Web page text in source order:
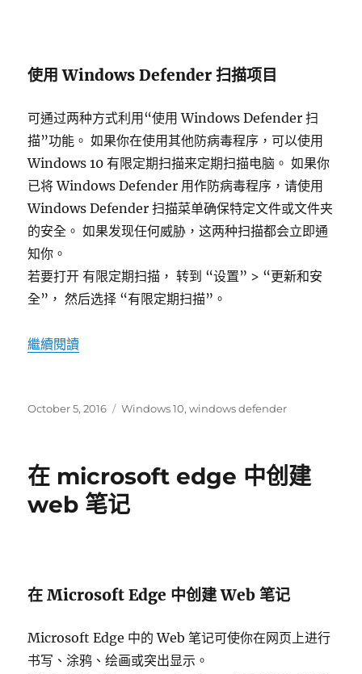
使用 Windows Defender 扫描项目
可通过两种方式利用“使用 Windows Defender 扫
描”功能。 如果你在使用其他防病毒程序，可以使用
Windows 10 有限定期扫描来定期扫描电脑。 如果你
已将 Windows Defender 用作防病毒程序，请使用
Windows Defender 扫描菜单确保特定文件或文件夹
的安全。 如果发现任何威胁，这两种扫描都会立即通
知你。
若要打开 有限定期扫描， 转到 “设置” > “更新和安
全”， 然后选择 “有限定期扫描”。
繼續閱讀“使用 windows defender 扫描项目”
發
October 5, 2016
標
Windows 10,windows defender
在 microsoft edge 中创建
web 笔记
在 Microsoft Edge 中创建 Web 笔记
Microsoft Edge 中的 Web 笔记可使你在网页上进行
书写、涂鸦、绘画或突出显示。